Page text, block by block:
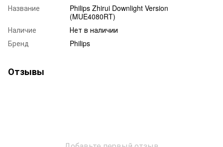
Название
Philips Zhirui Downlight Version
(MUE4080RT)
Наличие
Нет в наличии
Бренд
Philips
Отзывы